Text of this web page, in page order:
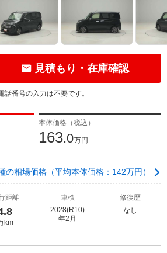
見積もり・在庫確認
話番号の入力は不要です。
本体価格（税込）
163.0万円
の相場価格（平均本体価格：142万円）
距離
km
車検
2028(R10)
年2月
修復歴
なし